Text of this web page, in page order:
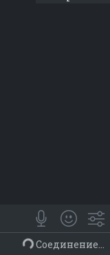
😀 Emoji
Объекты
Соединение...